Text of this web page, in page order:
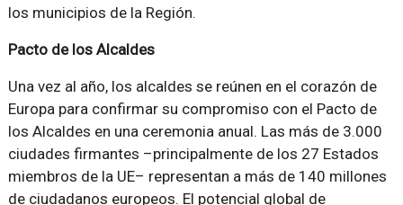
los municipios de la Región.
Pacto de los Alcaldes
Una vez al año, los alcaldes se reúnen en el corazón de
Europa para confirmar su compromiso con el Pacto de
los Alcaldes en una ceremonia anual. Las más de 3.000
ciudades firmantes –principalmente de los 27 Estados
miembros de la UE– representan a más de 140 millones
de ciudadanos europeos. El potencial global de